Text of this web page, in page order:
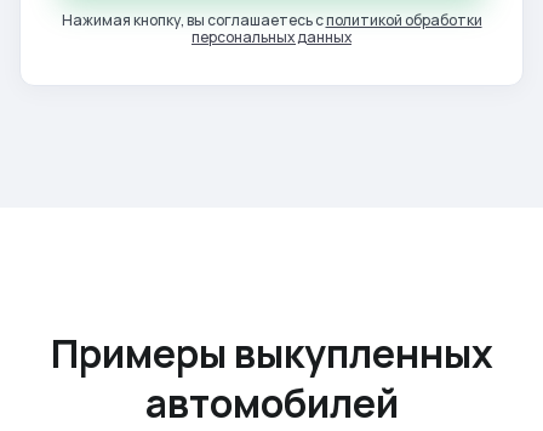
Нажимая кнопку, вы соглашаетесь сполитикой обработки
персональных данных
Примеры выкупленных
автомобилей